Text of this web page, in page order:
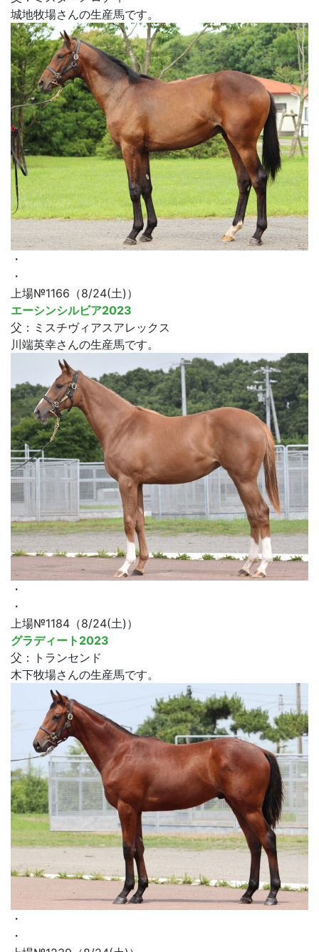
城地牧場さんの生産馬です。
・
・
上場№1166（8/24(土)）
エーシンシルビア2023
父：ミスチヴィアスアレックス
川端英幸さんの生産馬です。
・
・
上場№1184（8/24(土)）
グラディート2023
父：トランセンド
木下牧場さんの生産馬です。
・
・